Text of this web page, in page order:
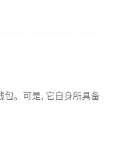
包。可是, 它自身所具备